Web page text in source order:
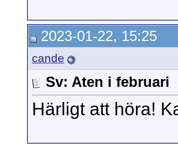
2023-01-22, 15:25
cande
Sv: Aten i februari
Härligt att höra!